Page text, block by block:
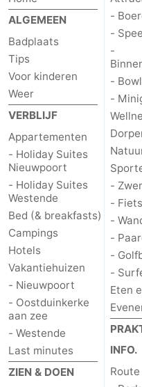
ALGEMEEN
Badplaats
Tips
Voor kinderen
Weer
VERBLIJF
Appartementen
- Holiday Suites
Nieuwpoort
- Holiday Suites
Westende
Bed (& breakfasts)
Campings
Hotels
Vakantiehuizen
- Nieuwpoort
- Oostduinkerke
aan zee
- Westende
Last minutes
ZIEN & DOEN
-
-
-
-
-
-
-
-
-
-
-
Eten
INFO.
Route